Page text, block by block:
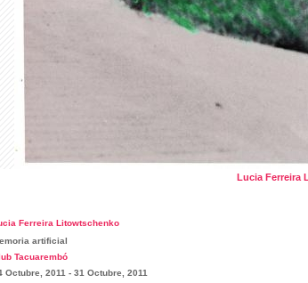
Lucia Ferreira
Ferreira Litowtschenko
artificial
Tacuarembó
Octubre, 2011 - 31 Octubre, 2011